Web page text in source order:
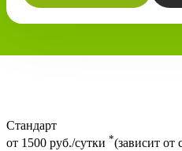
Стандарт
от 1500 руб./сутки *(зависит от